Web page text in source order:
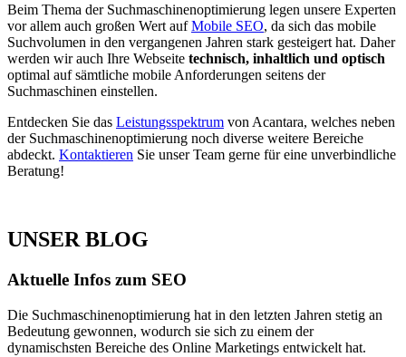
Beim Thema der Suchmaschinenoptimierung legen unsere Experten
vor allem auch großen Wert aufMobile SEO, da sich das mobile
Suchvolumen in den vergangenen Jahren stark gesteigert hat. Daher
werden wir auch Ihre Webseite technisch, inhaltlich und optisch
optimal auf sämtliche mobile Anforderungen seitens der
Suchmaschinen einstellen.
Entdecken Sie das Leistungsspektrum von Acantara, welches neben
der Suchmaschinenoptimierung noch diverse weitere Bereiche
abdeckt. Kontaktieren Sie unser Team gerne für eine unverbindliche
Beratung!
UNSER BLOG
Aktuelle Infos zum SEO
Die Suchmaschinenoptimierung hat in den letzten Jahren stetig an
Bedeutung gewonnen, wodurch sie sich zu einem der
dynamischsten Bereiche des Online Marketings entwickelt hat.